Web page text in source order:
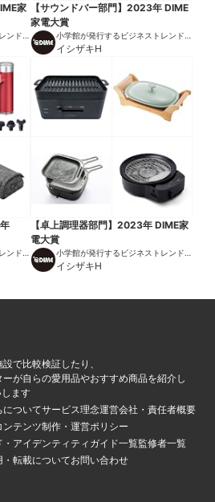
家
ンドマ
【サウンドバー部門】2023年 DIME
家電大賞
小学館が発行するビジネストレンドマ
ガジン
イシザキH
ンドマ
【卓上調理器部門】2023年 DIME家
電大賞
小学館が発行するビジネストレンドマ
ガジン
イシザキH
で比較検証したり、
が自らの愛用品やおすすめ商品を紹介し
ます
についてサービス理念運営会社・責任者概要
ンテンツ制作・運営ポリシー
・アイデンティティガイド一覧監修者一覧
・転載についてお問い合わせ